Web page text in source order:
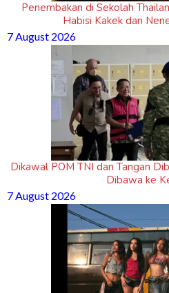
Penembakan di Sekolah
Habisi Kakek dan
7 August 2026
Dikawal POM TNI dan Tangan
Dibawa ke
7 August 2026